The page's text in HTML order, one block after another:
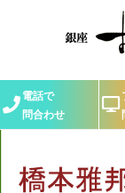
電話で
問合わせ